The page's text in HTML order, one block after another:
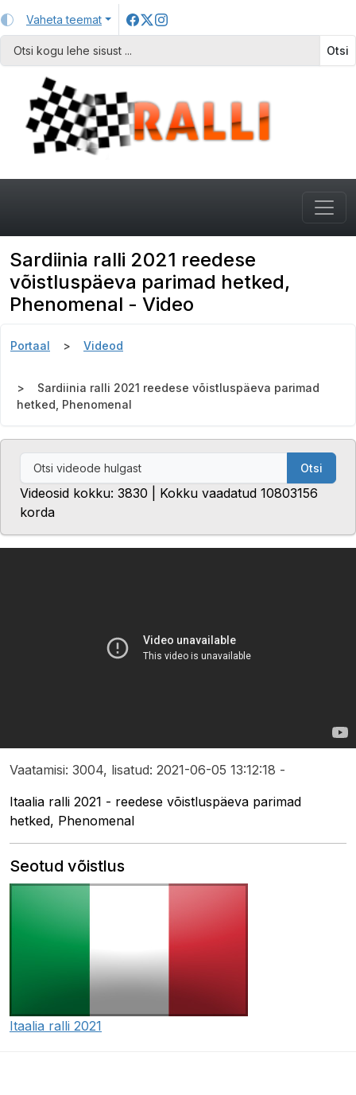
Vaheta teemat
Otsi
Sardiinia ralli 2021 reedese
võistluspäeva parimad hetked,
Phenomenal - Video
Portaal Videod
Sardiinia ralli 2021 reedese võistluspäeva parimad
hetked, Phenomenal
Otsi
Videosid kokku: 3830 | Kokku vaadatud 10803156
korda
Vaatamisi: 3004, lisatud: 2021-06-05 13:12:18 -
Itaalia ralli 2021 - reedese võistluspäeva parimad
hetked, Phenomenal
Seotud võistlus
Itaalia ralli 2021